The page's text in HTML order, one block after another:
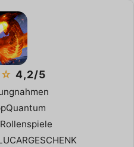
4,2/5
Rollenspiele